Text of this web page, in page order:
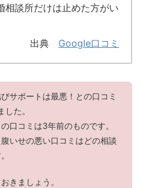
相談所だけは止めた方がい
出典 Google口コミ
サポートは最悪！との口コミ
た。
口コミは3年前のものです。
いせの悪い口コミはどの相談
きましょう。